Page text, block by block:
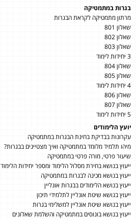
בגרות במתמטיקה
מרתון מתמטיקה לקראת הבגרות
שאלון 801
שאלון 802
שאלון 803
3 יחידות לימוד
שאלון 804
שאלון 805
4 יחידות לימוד
שאלון 806
שאלון 807
5 יחידות לימוד
יועץ הלימודים
עקרונות בבדיקת בחינת הבגרות במתמטיקה
מיהו תלמיד מלומד במתמטיקה ואיך מצטיינים בבגרות?
שיעור פרטי, מורה פרטי במתמטיקה
ייעוץ בנושא בחירת מסלול הלימוד ומספר יחידות הלימוד
ייעוץ בנושא מכינה לבגרות במתמטיקה
ייעוץ בנושא הלימודים בבגרות אונליין
ייעוץ בנושא שיטת אונליין לתלמידי תיכון
ייעוץ בנושא שיטת אונליין למשלימי בגרות
ייעוץ בנושא בונוסים במתמטיקה והשלמת שאלונים